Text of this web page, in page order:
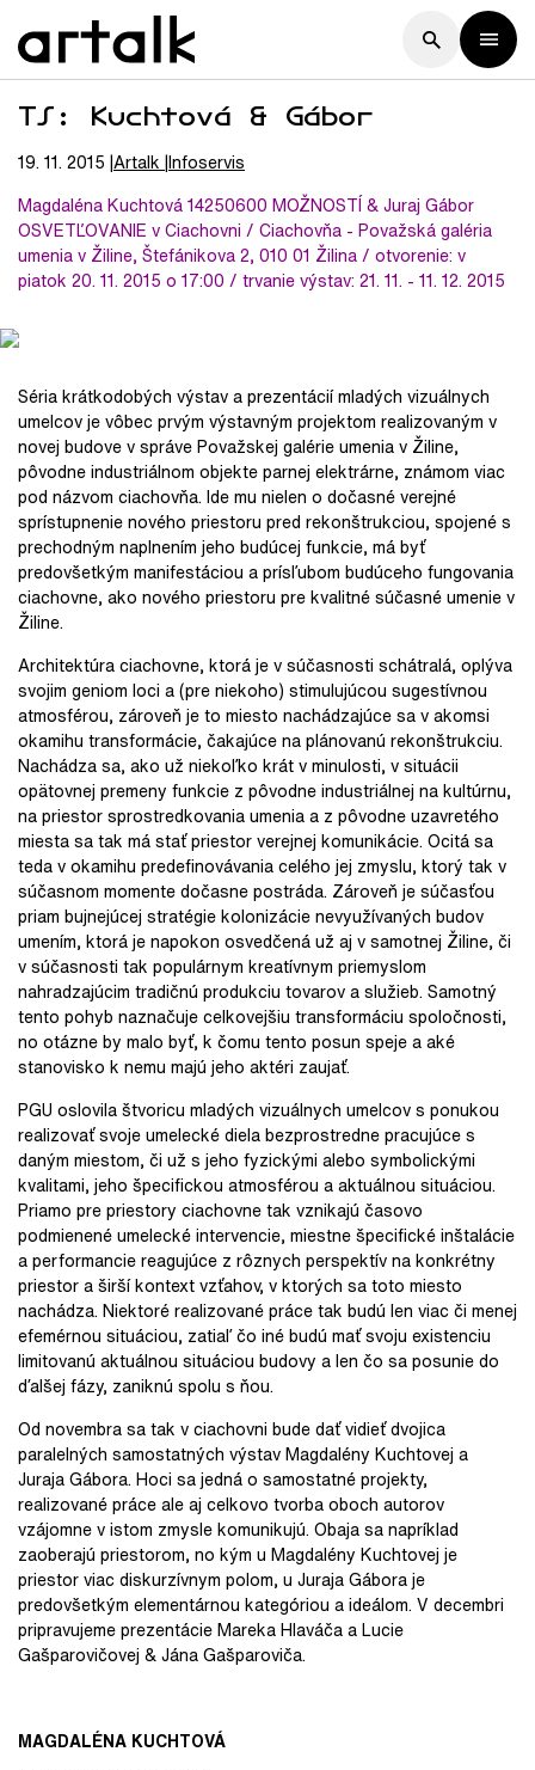
TS: Kuchtová & Gábor
19. 11. 2015 Artalk Infoservis
Magdaléna Kuchtová 14250600 MOŽNOSTÍ & Juraj Gábor
OSVETĽOVANIE v Ciachovni / Ciachovňa - Považská galéria
umenia v Žiline, Štefánikova 2, 010 01 Žilina / otvorenie: v
piatok 20. 11. 2015 o 17:00 / trvanie výstav: 21. 11. - 11. 12. 2015
Séria krátkodobých výstav a prezentácií mladých vizuálnych
umelcov je vôbec prvým výstavným projektom realizovaným v
novej budove v správe Považskej galérie umenia v Žiline,
pôvodne industriálnom objekte parnej elektrárne, známom viac
pod názvom ciachovňa. Ide mu nielen o dočasné verejné
sprístupnenie nového priestoru pred rekonštrukciou, spojené s
prechodným naplnením jeho budúcej funkcie, má byť
predovšetkým manifestáciou a prísľubom budúceho fungovania
ciachovne, ako nového priestoru pre kvalitné súčasné umenie v
Žiline.
Architektúra ciachovne, ktorá je v súčasnosti schátralá, oplýva
svojim geniom loci a (pre niekoho) stimulujúcou sugestívnou
atmosférou, zároveň je to miesto nachádzajúce sa v akomsi
okamihu transformácie, čakajúce na plánovanú rekonštrukciu.
Nachádza sa, ako už niekoľko krát v minulosti, v situácii
opätovnej premeny funkcie z pôvodne industriálnej na kultúrnu,
na priestor sprostredkovania umenia a z pôvodne uzavretého
miesta sa tak má stať priestor verejnej komunikácie. Ocitá sa
teda v okamihu predefinovávania celého jej zmyslu, ktorý tak v
súčasnom momente dočasne postráda. Zároveň je súčasťou
priam bujnejúcej stratégie kolonizácie nevyužívaných budov
umením, ktorá je napokon osvedčená už aj v samotnej Žiline, či
v súčasnosti tak populárnym kreatívnym priemyslom
nahradzajúcim tradičnú produkciu tovarov a služieb. Samotný
tento pohyb naznačuje celkovejšiu transformáciu spoločnosti,
no otázne by malo byť, k čomu tento posun speje a aké
stanovisko k nemu majú jeho aktéri zaujať.
PGU oslovila štvoricu mladých vizuálnych umelcov s ponukou
realizovať svoje umelecké diela bezprostredne pracujúce s
daným miestom, či už s jeho fyzickými alebo symbolickými
kvalitami, jeho špecifickou atmosférou a aktuálnou situáciou.
Priamo pre priestory ciachovne tak vznikajú časovo
podmienené umelecké intervencie, miestne špecifické inštalácie
a performancie reagujúce z rôznych perspektív na konkrétny
priestor a širší kontext vzťahov, v ktorých sa toto miesto
nachádza. Niektoré realizované práce tak budú len viac či menej
efemérnou situáciou, zatiaľ čo iné budú mať svoju existenciu
limitovanú aktuálnou situáciou budovy a len čo sa posunie do
ďalšej fázy, zaniknú spolu s ňou.
Od novembra sa tak v ciachovni bude dať vidieť dvojica
paralelných samostatných výstav Magdalény Kuchtovej a
Juraja Gábora. Hoci sa jedná o samostatné projekty,
realizované práce ale aj celkovo tvorba oboch autorov
vzájomne v istom zmysle komunikujú. Obaja sa napríklad
zaoberajú priestorom, no kým u Magdalény Kuchtovej je
priestor viac diskurzívnym polom, u Juraja Gábora je
predovšetkým elementárnou kategóriou a ideálom. V decembri
pripravujeme prezentácie Mareka Hlaváča a Lucie
Gašparovičovej & Jána Gašparoviča.
MAGDALÉNA KUCHTOVÁ